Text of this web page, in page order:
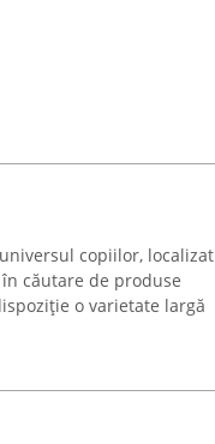
copiilor, localizat
căutare de produse
o varietate largă